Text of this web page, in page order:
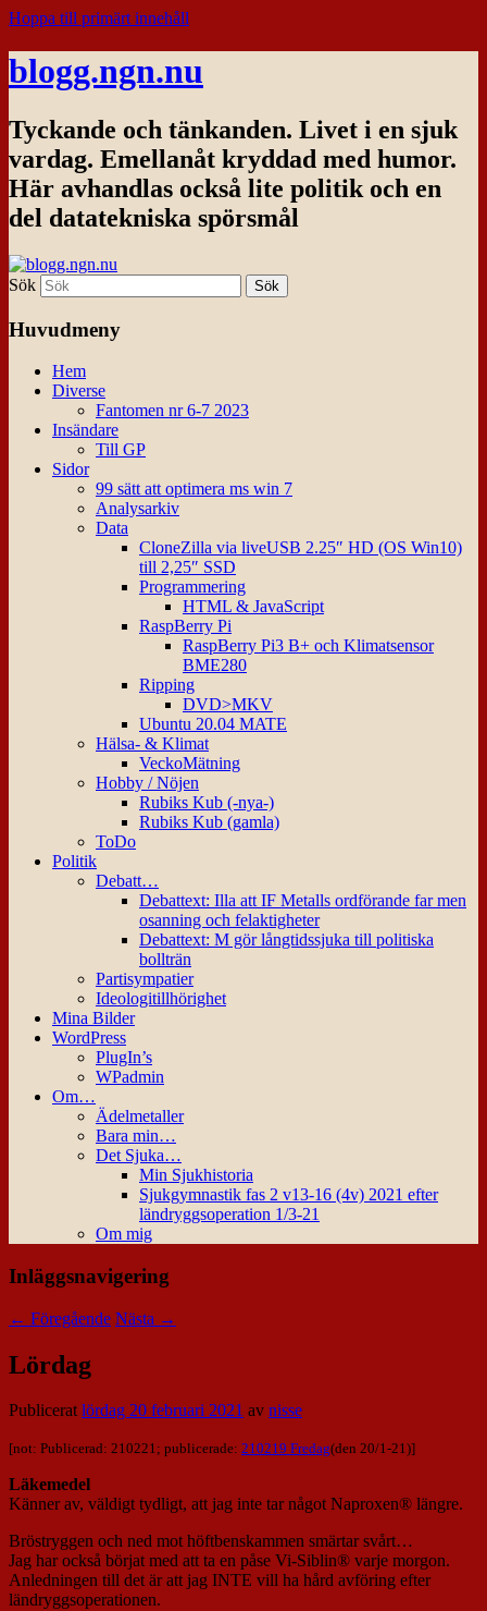
Hoppa till primärt innehåll
blogg.ngn.nu
Tyckande och tänkanden. Livet i en sjuk
vardag. Emellanåt kryddad med humor.
Här avhandlas också lite politik och en
del datatekniska spörsmål
Sök
Huvudmeny
Hem
Diverse
Fantomen nr 6-7 2023
Insändare
Till GP
Sidor
99 sätt att optimera ms win 7
Analysarkiv
Data
CloneZilla via liveUSB 2.25″ HD (OS Win10)
till 2,25″ SSD
Programmering
HTML & JavaScript
RaspBerry Pi
RaspBerry Pi3 B+ och Klimatsensor
BME280
Ripping
DVD>MKV
Ubuntu 20.04 MATE
Hälsa- & Klimat
VeckoMätning
Hobby / Nöjen
Rubiks Kub (-nya-)
Rubiks Kub (gamla)
ToDo
Politik
Debatt…
Debattext: Illa att IF Metalls ordförande far men
osanning och felaktigheter
Debattext: M gör långtidssjuka till politiska
bollträn
Partisympatier
Ideologitillhörighet
Mina Bilder
WordPress
PlugIn’s
WPadmin
Om…
Ädelmetaller
Bara min…
Det Sjuka…
Min Sjukhistoria
Sjukgymnastik fas 2 v13-16 (4v) 2021 efter
ländryggsoperation 1/3-21
Om mig
Inläggsnavigering
← Föregående Nästa →
Lördag
Publiceratlördag 20 februari 2021 av nisse
[not: Publicerad: 210221; publicerade: 210219 Fredag(den 20/1-21)]
Läkemedel
Känner av, väldigt tydligt, att jag inte tar något Naproxen® längre.
Bröstryggen och ned mot höftbenskammen smärtar svårt…
Jag har också börjat med att ta en påse Vi-Siblin® varje morgon.
Anledningen till det är att jag INTE vill ha hård avföring efter
ländryggsoperationen.